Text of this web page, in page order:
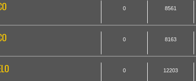
0 8561
0 8163
0 12203